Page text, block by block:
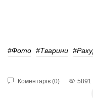
#фото #тварини
Коментарів (0) 5891